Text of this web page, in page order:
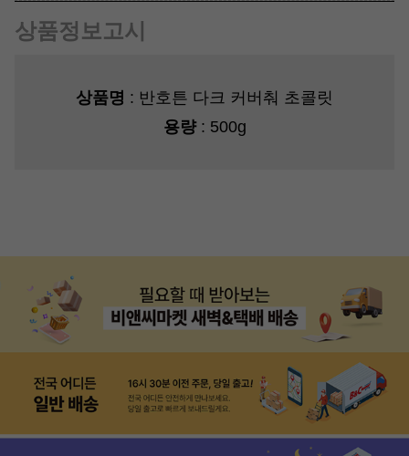
상품정보고시
상품명 : 반호튼 다크 커버춰 초콜릿
용량 : 500g